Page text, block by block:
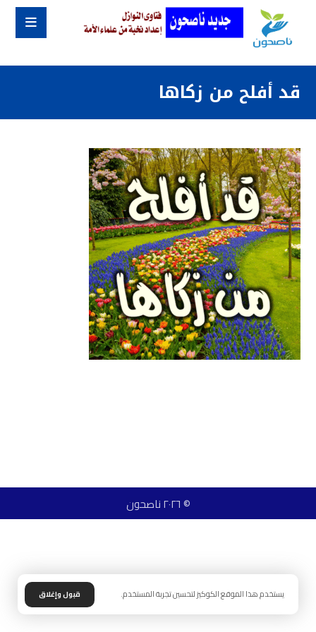
قد أفلح من زكاها
© ٢٠٢٦ ناصحون
يستخدم هذا الموقع الكوكيز لتحسين تجربة المستخدم. قبول وإغلاق